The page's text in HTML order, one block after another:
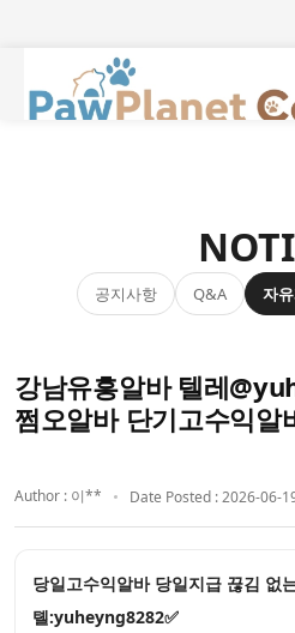
공지사항 Q&A 자
강남유흥알바 텔레
쩜오알바 단기고수익알
Author : 이** Date Posted : 2026-06-
당일고수익알바 당일지급 끊김 없
톌:yuheyng8282✅